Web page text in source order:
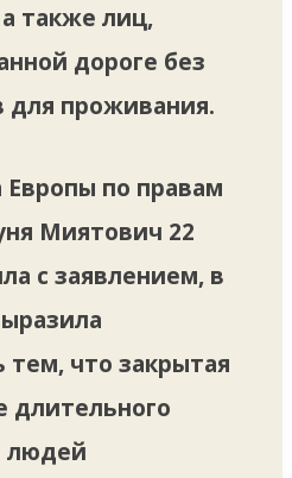
также лиц,
дороге без
для проживания.
Европы по правам
Миятович 22
с заявлением, в
тем, что закрытая
длительного
людей